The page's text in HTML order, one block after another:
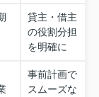
貸主・借主
の役割分担
を明確に
事前計画で
スムーズな